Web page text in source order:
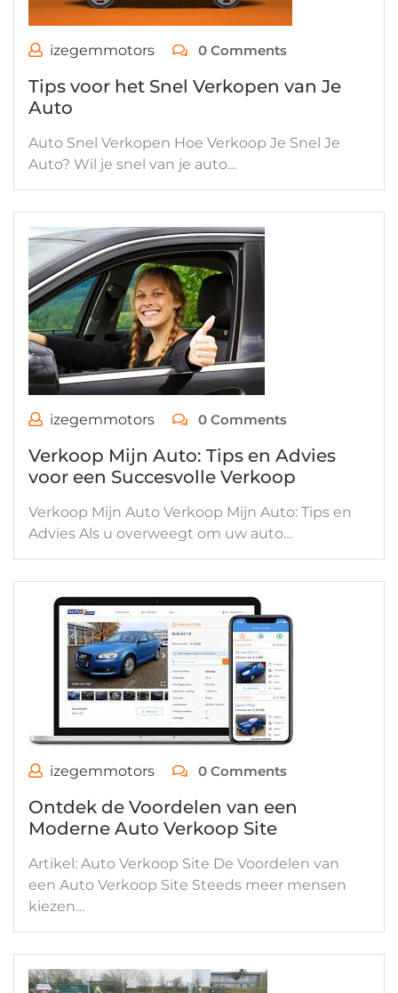
izegemmotors 0 Comments
Tips voor het Snel Verkopen van Je
Auto
Auto Snel Verkopen Hoe Verkoop Je Snel Je
Auto? Wil je snel van je auto…
izegemmotors 0 Comments
Verkoop Mijn Auto: Tips en Advies
voor een Succesvolle Verkoop
Verkoop Mijn Auto Verkoop Mijn Auto: Tips en
Advies Als u overweegt om uw auto…
izegemmotors 0 Comments
Ontdek de Voordelen van een
Moderne Auto Verkoop Site
Artikel: Auto Verkoop Site De Voordelen van
een Auto Verkoop Site Steeds meer mensen
kiezen…